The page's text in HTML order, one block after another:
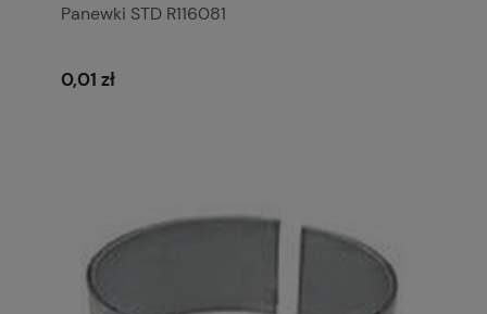
Panewki STD R116081
0,01 zł